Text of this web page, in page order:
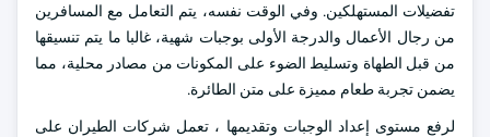
تفضيلات المستهلكين. وفي الوقت نفسه، يتم التعامل مع المسافرين
من رجال الأعمال والدرجة الأولى بوجبات شهية، غالبا ما يتم تنسيقها
من قبل الطهاة وتسليط الضوء على المكونات من مصادر محلية، مما
يضمن تجربة طعام مميزة على متن الطائرة.
لرفع مستوى إعداد الوجبات وتقديمها ، تعمل شركات الطيران على